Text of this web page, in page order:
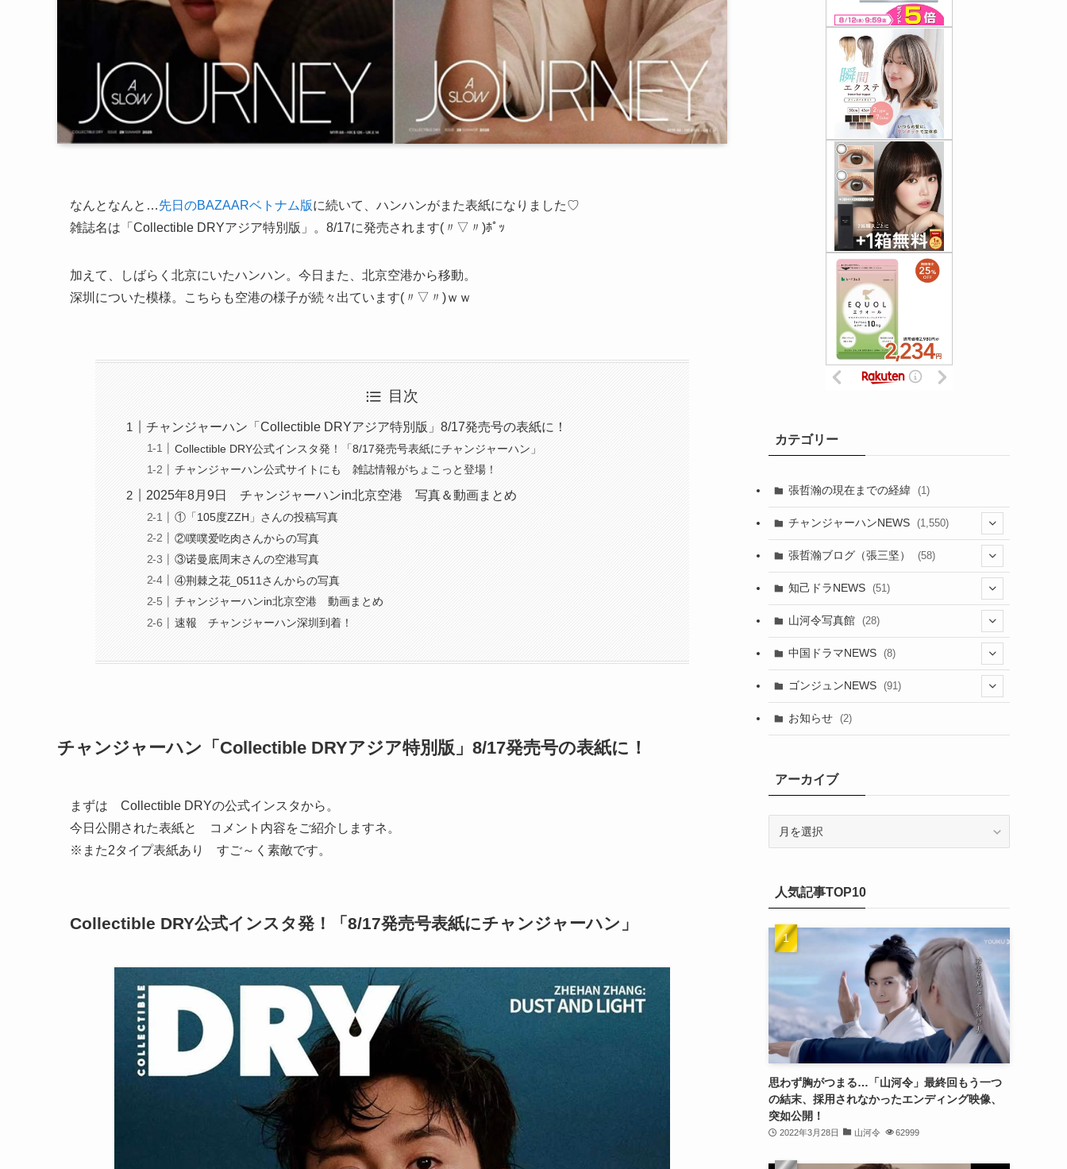
なんとなんと…先日のBAZAARベトナム版に続いて、ハンハンがまた表紙になりました♡
雑誌名は「Collectible DRYアジア特別版」。8/17に発売されます(〃▽〃)ﾎﾟｯ
加えて、しばらく北京にいたハンハン。今日また、北京空港から移動。
深圳についた模様。こちらも空港の様子が続々出ています(〃▽〃)ｗｗ
目次
チャンジャーハン「Collectible DRYアジア特別版」8/17発売号の表紙に！
Collectible DRY公式インスタ発！「8/17発売号表紙にチャンジャーハン」
チャンジャーハン公式サイトにも 雑誌情報がちょこっと登場！
2025年8月9日 チャンジャーハンin北京空港 写真＆動画まとめ
①「105度ZZH」さんの投稿写真
②噗噗爱吃肉さんからの写真
③诺曼底周末さんの空港写真
④荆棘之花_0511さんからの写真
チャンジャーハンin北京空港 動画まとめ
速報 チャンジャーハン深圳到着！
チャンジャーハン「Collectible DRYアジア特別版」8/17発売号の表紙に！
まずは Collectible DRYの公式インスタから。
今日公開された表紙と コメント内容をご紹介しますネ。
※また2タイプ表紙あり すご～く素敵です。
Collectible DRY公式インスタ発！「8/17発売号表紙にチャンジャーハン」
カテゴリー
張哲瀚の現在までの経緯 (1)
チャンジャーハンNEWS (1,550)
(7)
(29)
(20)
(21)
(21)
(24)
(23)
(27)
(21)
(25)
(25)
張哲瀚ブログ（張三坚） (58)
(14)
知己ドラNEWS (51)
(42)
(5)
(1)
山河令写真館 (28)
(17)
(3)
(2)
中国ドラマNEWS (8)
(1)
(6)
ゴンジュンNEWS (91)
お知らせ (2)
アーカイブ
ブ人気記事TOP10
思わず胸がつまる…「山河令」最終回もう一つ
の結末、採用されなかったエンディング映像、
突如公開！
2022年3月28日 山河令 62999